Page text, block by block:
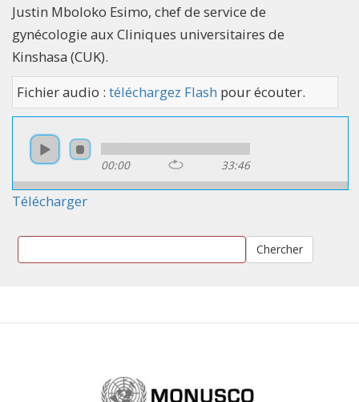
Justin Mboloko Esimo, chef de service de
gynécologie aux Cliniques universitaires de
Kinshasa (CUK).
Fichier audio : téléchargez Flash pour écouter.
00:00 33:46
Télécharger
Chercher